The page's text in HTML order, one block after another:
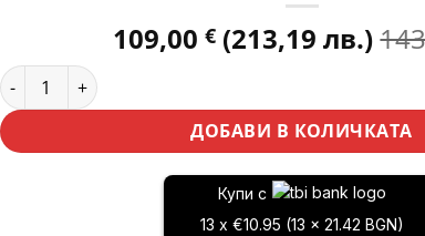
109,00€ (213,19 лв.)
количество за Комплект KraftWorld: Вендуза
ДОБАВИ В КОЛИЧКАТА
Купи с
13 x €10.95 (13 x 21.42 BGN)